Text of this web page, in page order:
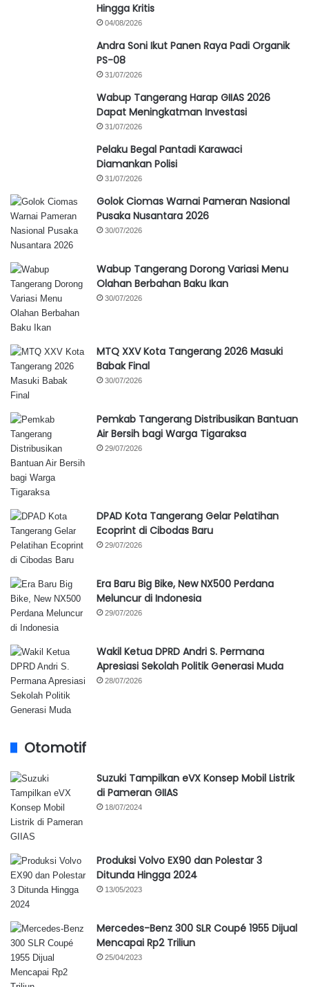
Hingga Kritis
04/08/2026
Andra Soni Ikut Panen Raya Padi Organik
PS-08
31/07/2026
Wabup Tangerang Harap GIIAS 2026
Dapat Meningkatman Investasi
31/07/2026
Pelaku Begal Pantadi Karawaci
Diamankan Polisi
31/07/2026
Golok Ciomas Warnai Pameran Nasional
Pusaka Nusantara 2026
30/07/2026
Wabup Tangerang Dorong Variasi Menu
Olahan Berbahan Baku Ikan
30/07/2026
MTQ XXV Kota Tangerang 2026 Masuki
Babak Final
30/07/2026
Pemkab Tangerang Distribusikan Bantuan
Air Bersih bagi Warga Tigaraksa
29/07/2026
DPAD Kota Tangerang Gelar Pelatihan
Ecoprint di Cibodas Baru
29/07/2026
Era Baru Big Bike, New NX500 Perdana
Meluncur di Indonesia
29/07/2026
Wakil Ketua DPRD Andri S. Permana
Apresiasi Sekolah Politik Generasi Muda
28/07/2026
Otomotif
Suzuki Tampilkan eVX Konsep Mobil Listrik
di Pameran GIIAS
18/07/2024
Produksi Volvo EX90 dan Polestar 3
Ditunda Hingga 2024
13/05/2023
Mercedes-Benz 300 SLR Coupé 1955 Dijual
Mencapai Rp2 Triliun
25/04/2023